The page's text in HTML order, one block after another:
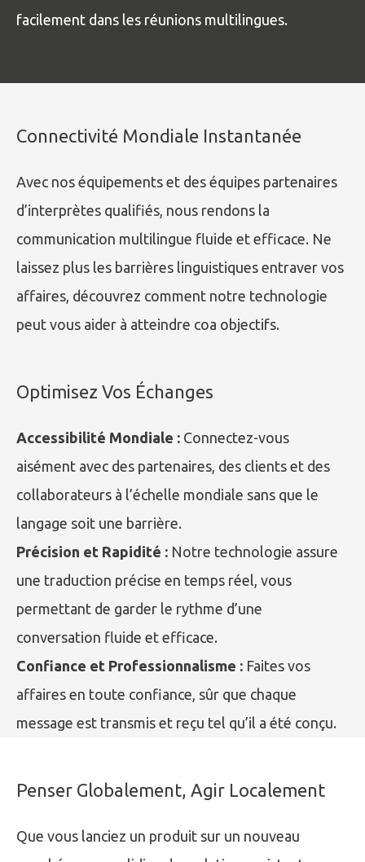
facilement dans les réunions multilingues.
Connectivité Mondiale Instantanée
Avec nos équipements et des équipes partenaires
d’interprètes qualifiés, nous rendons la
communication multilingue fluide et efficace. Ne
laissez plus les barrières linguistiques entraver vos
affaires, découvrez comment notre technologie
peut vous aider à atteindre coa objectifs.
Optimisez Vos Échanges
Accessibilité Mondiale : Connectez-vous
aisément avec des partenaires, des clients et des
collaborateurs à l’échelle mondiale sans que le
langage soit une barrière.
Précision et Rapidité : Notre technologie assure
une traduction précise en temps réel, vous
permettant de garder le rythme d’une
conversation fluide et efficace.
Confiance et Professionnalisme : Faites vos
affaires en toute confiance, sûr que chaque
message est transmis et reçu tel qu’il a été conçu.
Penser Globalement, Agir Localement
Que vous lanciez un produit sur un nouveau